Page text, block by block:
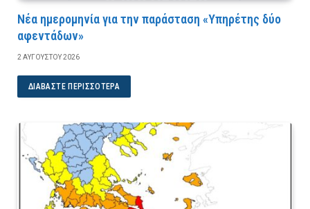
Νέα ημερομηνία για την παράσταση «Υπηρέτης δύο
αφεντάδων»
2 ΑΥΓΟΎΣΤΟΥ 2026
ΔΙΑΒΆΣΤΕ ΠΕΡΙΣΣΌΤΕΡΑ